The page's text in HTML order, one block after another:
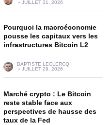
JUILLET 31, 2026
Pourquoi la macroéconomie
pousse les capitaux vers les
infrastructures Bitcoin L2
BAPTISTE LECLERCQ
JUILLET 29, 2026
Marché crypto : Le Bitcoin
reste stable face aux
perspectives de hausse des
taux de la Fed